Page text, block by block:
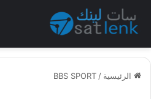
الرئيسية /
BBS SPORT